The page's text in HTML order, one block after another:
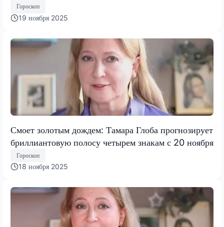
испытание, меняющее все
Гороскоп
19 ноября 2025
Смоет золотым дождем: Тамара Глоба прогнозирует
бриллиантовую полосу четырем знакам с 20 ноября
Гороскоп
18 ноября 2025